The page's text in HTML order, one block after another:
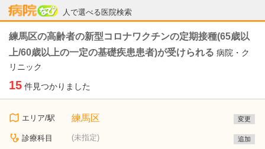
人で選べる医院検索
病院なび
練馬区の高齢者の新型コロナワクチンの定期接種(65歳以
上/60歳以上の一定の基礎疾患患者)が受けられる 病院・ク
リニック
15 件見つかりました
エリア/駅 練馬区 変更
診療科目 (未指定) 追加